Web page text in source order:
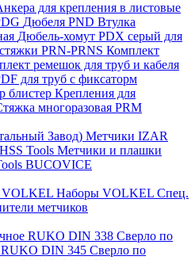
для крепления в листовые
Дюбеля PND Втулка
Дюбель-хомут PDX серый для
PRN-PRNS Комплект
ремешок для труб и кабеля
для труб с фиксаторм
блистер Крепления для
многоразовая PRM
Завод) Метчики IZAR
Tools Метчики и плашки
BUCOVICE
Наборы VOLKEL Спец.
метчиков
RUKO DIN 338 Сверло по
RUKO DIN 345 Сверло по